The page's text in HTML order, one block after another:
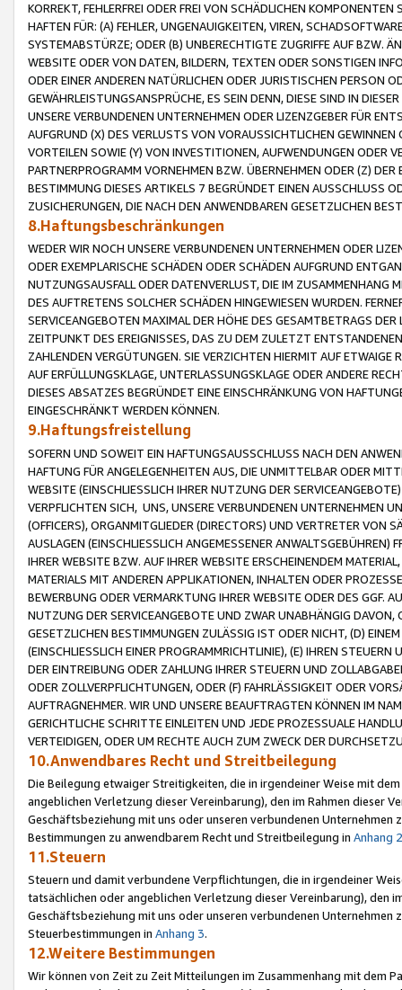
KORREKT, FEHLERFREI ODER FREI VON SCHÄDLICHEN
HAFTEN FÜR: (A) FEHLER, UNGENAUIGKEITEN, VIREN,
SYSTEMABSTÜRZE; ODER (B) UNBERECHTIGTE ZUGRIFFE AUF BZW.
WEBSITE ODER VON DATEN, BILDERN, TEXTEN ODER SONSTIGEN
ODER EINER ANDEREN NATÜRLICHEN ODER JURISTISCHEN PERSON
GEWÄHRLEISTUNGSANSPRÜCHE, ES SEIN DENN, DIESE SIND IN
UNSERE VERBUNDENEN UNTERNEHMEN ODER LIZENZGEBER FÜR
AUFGRUND (X) DES VERLUSTS VON VORAUSSICHTLICHEN
VORTEILEN SOWIE (Y) VON INVESTITIONEN, AUFWENDUNGEN ODER
PARTNERPROGRAMM VORNEHMEN BZW. ÜBERNEHMEN ODER (Z)
BESTIMMUNG DIESES ARTIKELS 7 BEGRÜNDET EINEN AUSSCHLUSS
ZUSICHERUNGEN, DIE NACH DEN ANWENDBAREN GESETZLICHEN
8.Haftungsbeschränkungen
WEDER WIR NOCH UNSERE VERBUNDENEN UNTERNEHMEN ODER
ODER EXEMPLARISCHE SCHÄDEN ODER SCHÄDEN AUFGRUND
NUTZUNGSAUSFALL ODER DATENVERLUST, DIE IM ZUSAMMENHANG
DES AUFTRETENS SOLCHER SCHÄDEN HINGEWIESEN WURDEN.
SERVICEANGEBOTEN MAXIMAL DER HÖHE DES GESAMTBETRAGS
ZEITPUNKT DES EREIGNISSES, DAS ZU DEM ZULETZT
ZAHLENDEN VERGÜTUNGEN. SIE VERZICHTEN HIERMIT AUF
AUF ERFÜLLUNGSKLAGE, UNTERLASSUNGSKLAGE ODER ANDERE
DIESES ABSATZES BEGRÜNDET EINE EINSCHRÄNKUNG VON
EINGESCHRÄNKT WERDEN KÖNNEN.
9.Haftungsfreistellung
SOFERN UND SOWEIT EIN HAFTUNGSAUSSCHLUSS NACH DEN
HAFTUNG FÜR ANGELEGENHEITEN AUS, DIE UNMITTELBAR ODER
WEBSITE (EINSCHLIESSLICH IHRER NUTZUNG DER
VERPFLICHTEN SICH, UNS, UNSERE VERBUNDENEN UNTERNEHMEN
(OFFICERS), ORGANMITGLIEDER (DIRECTORS) UND VERTRETER VON
AUSLAGEN (EINSCHLIESSLICH ANGEMESSENER
IHRER WEBSITE BZW. AUF IHRER WEBSITE ERSCHEINENDEM
MATERIALS MIT ANDEREN APPLIKATIONEN, INHALTEN ODER
BEWERBUNG ODER VERMARKTUNG IHRER WEBSITE ODER DES GGF.
NUTZUNG DER SERVICEANGEBOTE UND ZWAR UNABHÄNGIG
GESETZLICHEN BESTIMMUNGEN ZULÄSSIG IST ODER NICHT, (D)
(EINSCHLIESSLICH EINER PROGRAMMRICHTLINIE), (E) IHREN
DER EINTREIBUNG ODER ZAHLUNG IHRER STEUERN UND
ODER ZOLLVERPFLICHTUNGEN, ODER (F) FAHRLÄSSIGKEIT ODER
AUFTRAGNEHMER. WIR UND UNSERE BEAUFTRAGTEN KÖNNEN IM
GERICHTLICHE SCHRITTE EINLEITEN UND JEDE PROZESSUALE
VERTEIDIGEN, ODER UM RECHTE AUCH ZUM ZWECK DER
10.Anwendbares Recht und Streitbeilegung
Die Beilegung etwaiger Streitigkeiten, die in irgendeiner Weise mit
angeblichen Verletzung dieser Vereinbarung), den im Rahmen dieser
Geschäftsbeziehung mit uns oder unseren verbundenen
Bestimmungen zu anwendbarem Recht und Streitbeilegung in Anhang 2
11.Steuern
Steuern und damit verbundene Verpflichtungen, die in irgendeiner
tatsächlichen oder angeblichen Verletzung dieser Vereinbarung), den
Geschäftsbeziehung mit uns oder unseren verbundenen
Steuerbestimmungen in Anhang 3.
12.Weitere Bestimmungen
Wir können von Zeit zu Zeit Mitteilungen im Zusammenhang mit dem